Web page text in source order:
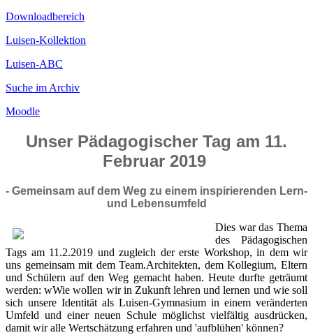
Downloadbereich
Luisen-Kollektion
Luisen-ABC
Suche im Archiv
Moodle
Unser Pädagogischer Tag am 11.
Februar 2019
- Gemeinsam auf dem Weg zu einem inspirierenden Lern-
und Lebensumfeld
Dies war das Thema
des Pädagogischen
Tags am 11.2.2019 und zugleich der erste Workshop, in dem wir
uns gemeinsam mit dem Team.Architekten, dem Kollegium, Eltern
und Schülern auf den Weg gemacht haben. Heute durfte geträumt
werden: wWie wollen wir in Zukunft lehren und lernen und wie soll
sich unsere Identität als Luisen-Gymnasium in einem veränderten
Umfeld und einer neuen Schule möglichst vielfältig ausdrücken,
damit wir alle Wertschätzung erfahren und 'aufblühen' können?